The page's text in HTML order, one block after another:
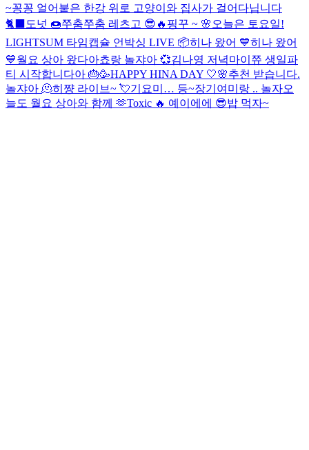
~꽁꽁 얼어붙은 한강 위로 고양이와 집사가 걸어다닙니다
🐈‍⬛️
도넛 🍩쭈춤쭈춤 레츠고 😎🔥 핑꾸 ~ 🌸 오늘은 토요일!
LIGHTSUM 타임캡슐 언박싱 LIVE 📦히나 왔어 💙히나 왔어
💙월요 상아 왔다아쵸랑 놀쟈아 💞김나영 저녁마이쮸 생일파
티 시작합니다아 🎂🥳HAPPY HINA DAY 🤍🌸추천 받습니다.
놀쟈아 🫠히쨩 라이브~ 💘기요미… 등~장기여미랑 .. 놀자오
늘도 월요 상아와 함께 🫶Toxic 🔥 예이에에 😎밥 먹자~